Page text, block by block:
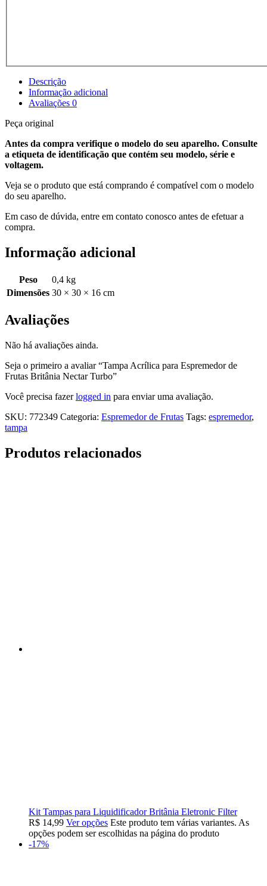
Descrição
Informação adicional
Avaliações 0
Peça original
Antes da compra verifique o modelo do seu aparelho. Consulte
a etiqueta de identificação que contém seu modelo, série e
voltagem.
Veja se o produto que está comprando é compatível com o modelo
do seu aparelho.
Em caso de dúvida, entre em contato conosco antes de efetuar a
compra.
Informação adicional
Peso
0,4 kg
Dimensões 30 × 30 × 16 cm
Avaliações
Não há avaliações ainda.
Seja o primeiro a avaliar “Tampa Acrílica para Espremedor de
Frutas Britânia Nectar Turbo”
Você precisa fazerlogged in para enviar uma avaliação.
SKU: 772349 Categoria: Espremedor de Frutas Tags: espremedor,
tampa
Produtos relacionados
Kit Tampas para Liquidificador Britânia Eletronic Filter
R$ 14,99 Ver opções Este produto tem várias variantes. As
opções podem ser escolhidas na página do produto
-17%